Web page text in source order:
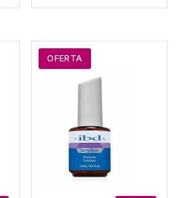
OFERTA